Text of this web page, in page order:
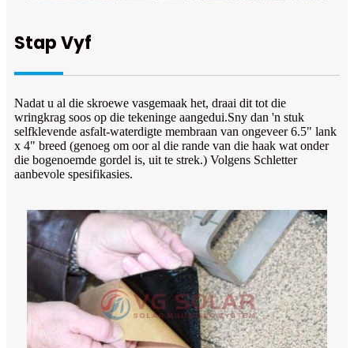
Stap Vyf
Nadat u al die skroewe vasgemaak het, draai dit tot die
wringkrag soos op die tekeninge aangedui.Sny dan 'n stuk
selfklevende asfalt-waterdigte membraan van ongeveer 6.5" lank
x 4" breed (genoeg om oor al die rande van die haak wat onder
die bogenoemde gordel is, uit te strek.) Volgens Schletter
aanbevole spesifikasies.